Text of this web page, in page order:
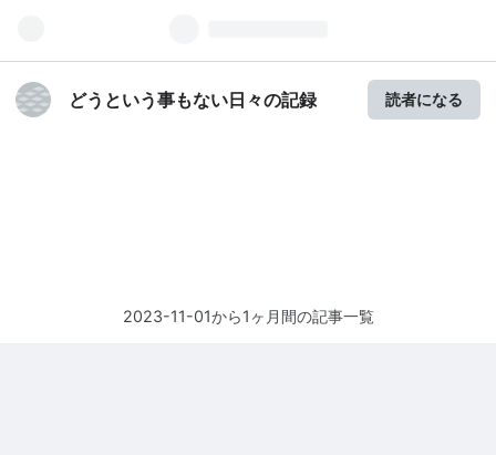
どうという事もない日々の記録 読者になる
2023-11-01から1ヶ月間の記事一覧